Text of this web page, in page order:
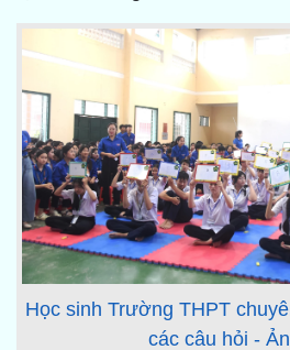
Học sinh Trường THPT
các câu hỏi -